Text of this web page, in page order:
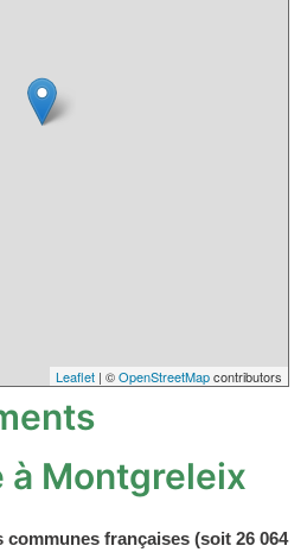
Leaflet | ©OpenStreetMapcontributors
à Montgreleix
communes françaises (soit 26 064